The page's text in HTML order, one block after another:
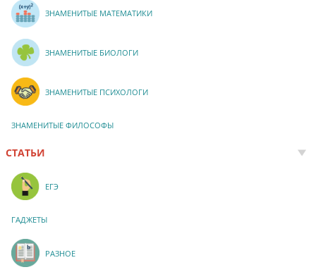
ЗНАМЕНИТЫЕ МАТЕМАТИКИ
ЗНАМЕНИТЫЕ БИОЛОГИ
ЗНАМЕНИТЫЕ ПСИХОЛОГИ
ЗНАМЕНИТЫЕ ФИЛОСОФЫ
СТАТЬИ
ЕГЭ
ГАДЖЕТЫ
РАЗНОЕ